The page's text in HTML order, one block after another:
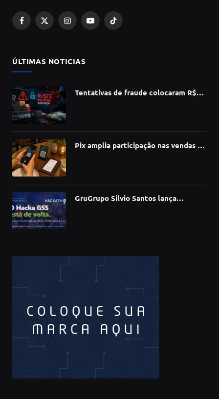
Facebook
X
InstagramYouTubeTikTok
ÚLTIMAS NOTICIAS
Tentativas de fraude colocaram R$
Pix amplia participação nas vendas de
GruGrupo Silvio Santos lança